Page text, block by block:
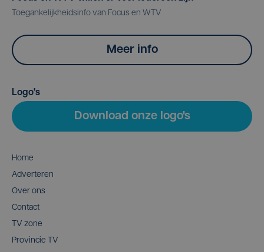
Toegankelijkheidsinfo van Focus en WTV
Meer info
Logo's
Download onze logo's
Home
Adverteren
Over ons
Contact
TV zone
Provincie TV